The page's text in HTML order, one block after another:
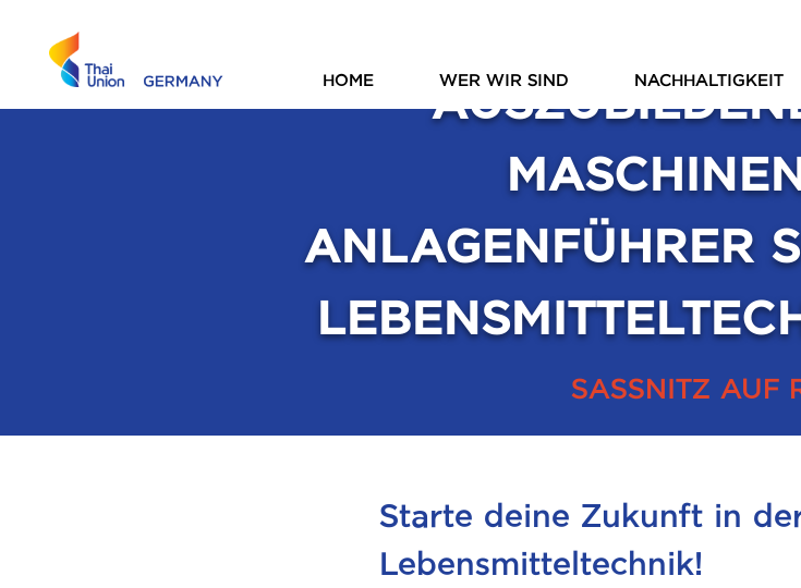
HOME WER WIR SIND NACHHALTIGKEIT
ANLAGENFÜHRER
SASSNITZ AUF
Starte deine Zukunft in
Lebensmitteltechnik!